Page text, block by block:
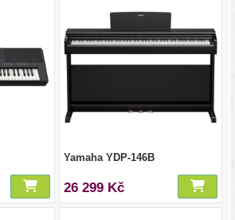
Yamaha YDP-146B
26 299 Kč